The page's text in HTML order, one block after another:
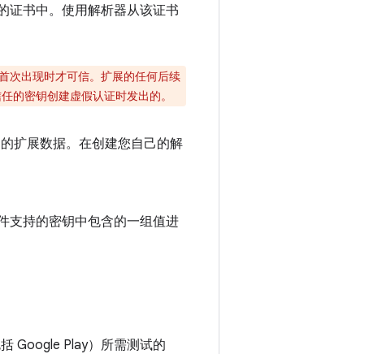
证书中。使用解析器从该证书
次出现时才可信。扩展的任何后续
的密钥创建虚假认证时发出的。
扩展数据。在创建您自己的解
支持的密钥中包含的一组值进
Google Play）所需测试的